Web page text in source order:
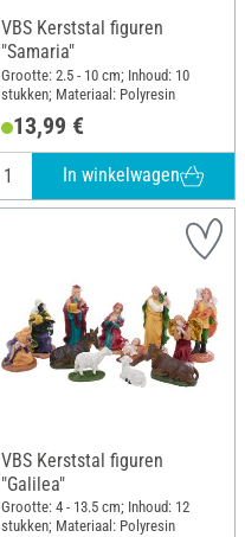
VBS Kerststal figuren
"Samaria"
Grootte: 2.5 - 10 cm; Inhoud: 10
stukken; Materiaal: Polyresin
13,99 €
In winkelwagen
VBS Kerststal figuren
"Galilea"
Grootte: 4 - 13.5 cm; Inhoud: 12
stukken; Materiaal: Polyresin